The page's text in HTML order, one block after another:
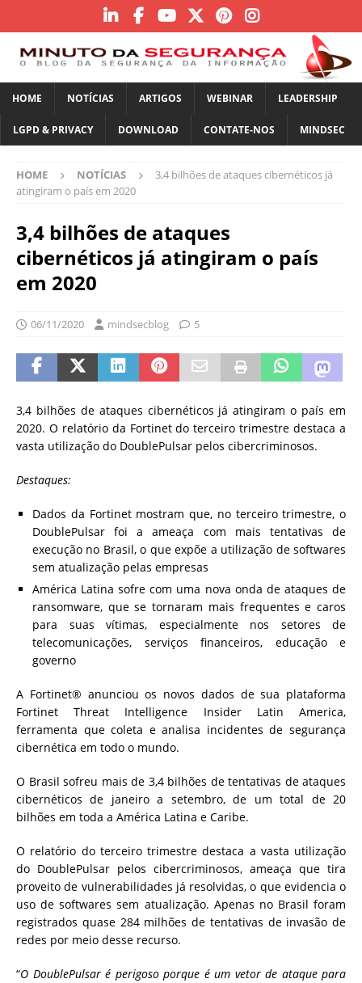
HOME NOTÍCIAS ARTIGOS WEBINAR LEADERSHIP
LGPD & PRIVACY DOWNLOAD CONTATE-NOS MINDSEC
HOME NOTÍCIAS
3,4 bilhões de ataques cibernéticos já
atingiram o país em 2020
3,4 bilhões de ataques
cibernéticos já atingiram o país
em 2020
06/11/2020 mindsecblog 5
3,4 bilhões de ataques cibernéticos já atingiram o país em
2020. O relatório da Fortinet do terceiro trimestre destaca a
vasta utilização do DoublePulsar pelos cibercriminosos.
Destaques:
Dados da Fortinet mostram que, no terceiro trimestre, o
DoublePulsar foi a ameaça com mais tentativas de
execução no Brasil, o que expõe a utilização de softwares
sem atualização pelas empresas
América Latina sofre com uma nova onda de ataques de
ransomware, que se tornaram mais frequentes e caros
para suas vítimas, especialmente nos setores de
telecomunicações, serviços financeiros, educação e
governo
A Fortinet® anunciou os novos dados de sua plataforma
Fortinet Threat Intelligence Insider Latin America,
ferramenta que coleta e analisa incidentes de segurança
cibernética em todo o mundo.
O Brasil sofreu mais de 3,4 bilhões de tentativas de ataques
cibernéticos de janeiro a setembro, de um total de 20
bilhões em toda a América Latina e Caribe.
O relatório do terceiro trimestre destaca a vasta utilização
do DoublePulsar pelos cibercriminosos, ameaça que tira
proveito de vulnerabilidades já resolvidas, o que evidencia o
uso de softwares sem atualização. Apenas no Brasil foram
registrados quase 284 milhões de tentativas de invasão de
redes por meio desse recurso.
“O DoublePulsar é perigoso porque é um vetor de ataque para